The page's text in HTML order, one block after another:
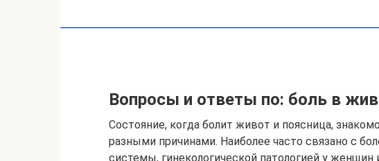
Вопросы и ответы по: боль в
Состояние, когда болит живот и поясница,
разными причинами. Наиболее часто связано с
системы, гинекологической патологией у женщин